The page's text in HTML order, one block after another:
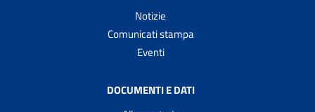
Notizie
Comunicati stampa
Eventi
DOCUMENTI E DATI